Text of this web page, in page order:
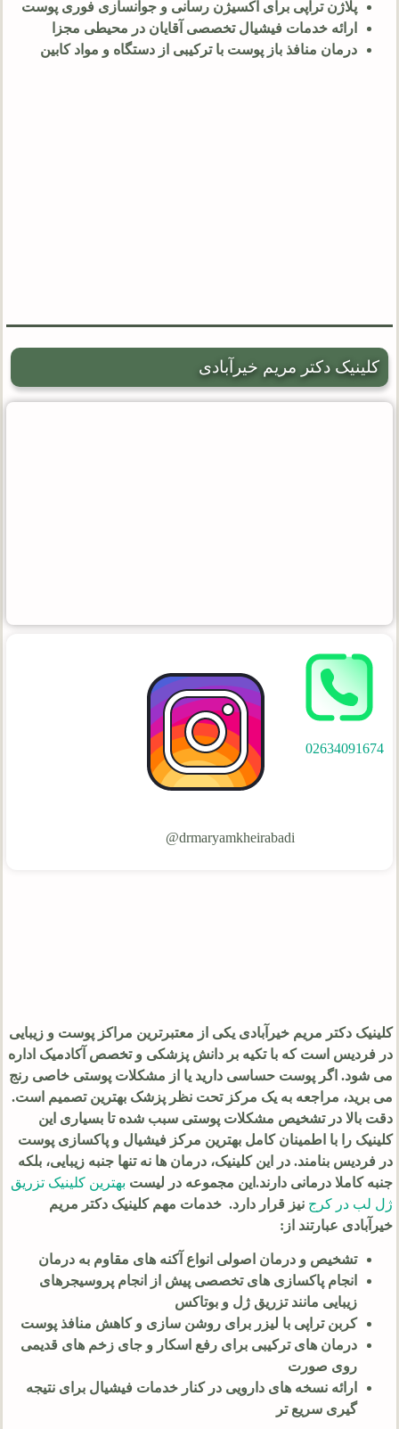
پلاژن تراپی برای اکسیژن رسانی و جوانسازی فوری پوست
ارائه خدمات فیشیال تخصصی آقایان در محیطی مجزا
درمان منافذ باز پوست با ترکیبی از دستگاه و مواد کابین
کلینیک دکتر مریم خیرآبادی
02634091674
drmaryamkheirabadi@
کلینیک دکتر مریم خیرآبادی یکی از معتبرترین مراکز پوست و زیبایی
در فردیس است که با تکیه بر دانش پزشکی و تخصص آکادمیک اداره
می شود. اگر پوست حساسی دارید یا از مشکلات پوستی خاصی رنج
می برید، مراجعه به یک مرکز تحت نظر پزشک بهترین تصمیم است.
دقت بالا در تشخیص مشکلات پوستی سبب شده تا بسیاری این
کلینیک را با اطمینان کامل بهترین مرکز فیشیال و پاکسازی پوست
در فردیس بنامند. در این کلینیک، درمان ها نه تنها جنبه زیبایی، بلکه
جنبه کاملا درمانی دارند.این مجموعه در لیست بهترین کلینیک تزریق
ژل لب در کرج نیز قرار دارد. خدمات مهم کلینیک دکتر مریم
خیرآبادی عبارتند از:
تشخیص و درمان اصولی انواع آکنه های مقاوم به درمان
انجام پاکسازی های تخصصی پیش از انجام پروسیجرهای
زیبایی مانند تزریق ژل و بوتاکس
کربن تراپی با لیزر برای روشن سازی و کاهش منافذ پوست
درمان های ترکیبی برای رفع اسکار و جای زخم های قدیمی
روی صورت
ارائه نسخه های دارویی در کنار خدمات فیشیال برای نتیجه
گیری سریع تر